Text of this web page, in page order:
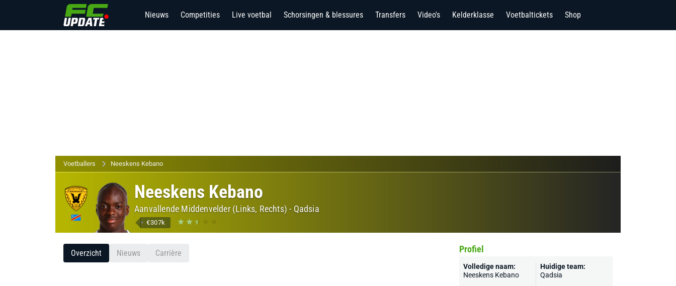
Nieuws Competities Live voetbal Schorsingen & blessures Transfers Video's Kelderklasse Voetbaltickets Shop
Voetballers Neeskens Kebano
Neeskens Kebano
Aanvallende Middenvelder (Links, Rechts)- Qadsia
€307k
Overzicht Nieuws Carrière Profiel
Volledige naam:
Neeskens Kebano
Huidige team:
Qadsia